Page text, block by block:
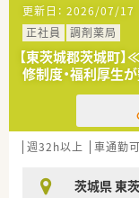
更新日： 2026/07/17
正社員
調剤薬局
【東茨城郡茨城
修制度・福利厚生
週32h以上 車通勤可
茨城県 東